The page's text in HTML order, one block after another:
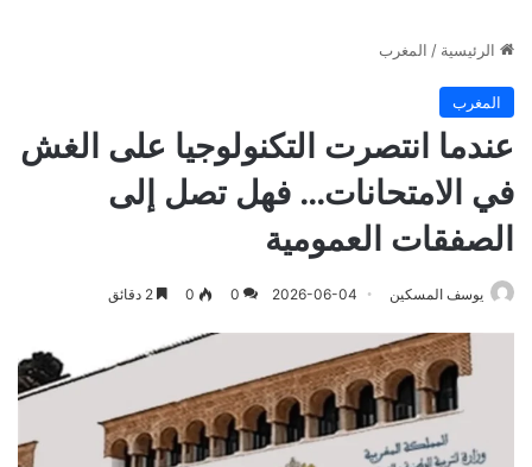
الرئيسية / المغرب
المغرب
عندما انتصرت التكنولوجيا على الغش
في الامتحانات… فهل تصل إلى
الصفقات العمومية
يوسف المسكين 2026-06-04
0
0